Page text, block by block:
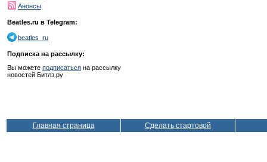
Анонсы
Beatles.ru в Telegram:
beatles_ru
Подписка на рассылку:
Вы можете подписаться на рассылку
новостей Битлз.ру
Главная страница Сделать стартовой